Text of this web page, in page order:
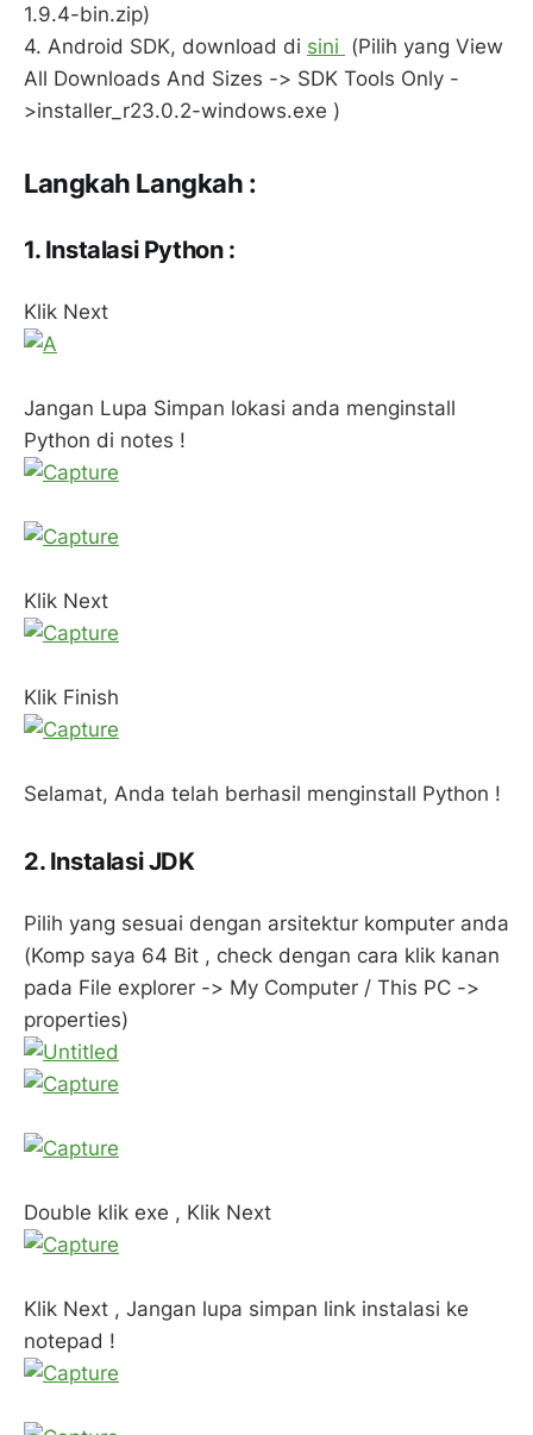
1.9.4-bin.zip)
4. Android SDK, download di sini (Pilih yang View
All Downloads And Sizes -> SDK Tools Only -
>installer_r23.0.2-windows.exe )
Langkah Langkah :
1. Instalasi Python :
Klik Next
Jangan Lupa Simpan lokasi anda menginstall
Python di notes !
Klik Next
Klik Finish
Selamat, Anda telah berhasil menginstall Python !
2. Instalasi JDK
Pilih yang sesuai dengan arsitektur komputer anda
(Komp saya 64 Bit , check dengan cara klik kanan
pada File explorer -> My Computer / This PC ->
properties)
Double klik exe , Klik Next
Klik Next , Jangan lupa simpan link instalasi ke
notepad !